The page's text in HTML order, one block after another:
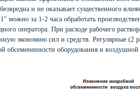
и не оказывает существенного
можно за 1-2 часа обработать
оператора. При расходе рабочего
экономию сил и средств. Регулярные (2
обсемененности оборудования и воздушной